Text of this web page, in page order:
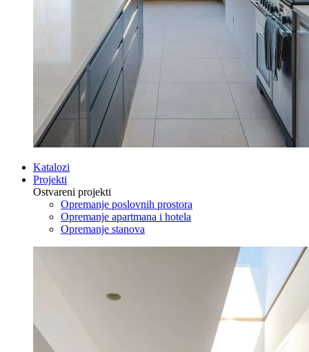
Katalozi
Projekti
Ostvareni projekti
Opremanje poslovnih prostora
Opremanje apartmana i hotela
Opremanje stanova